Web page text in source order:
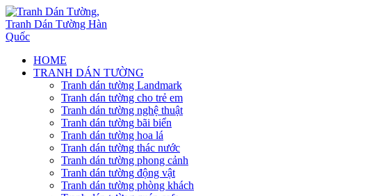
HOME
TRANH DÁN TƯỜNG
Tranh dán tường Landmark
Tranh dán tường cho trẻ em
Tranh dán tường nghệ thuật
Tranh dán tường bãi biển
Tranh dán tường hoa lá
Tranh dán tường thác nước
Tranh dán tường phong cảnh
Tranh dán tường động vật
Tranh dán tường phòng khách